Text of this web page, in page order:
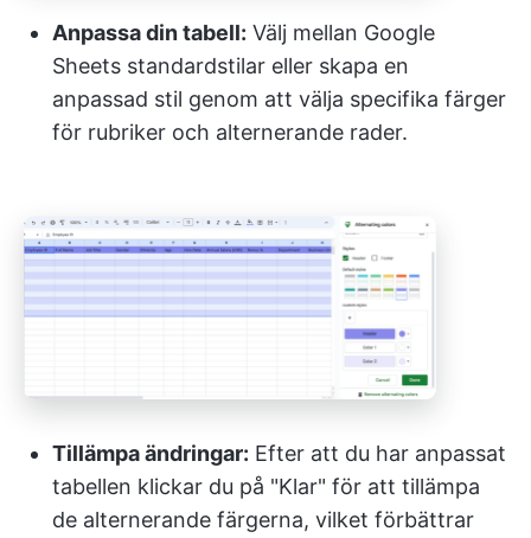
Anpassa din tabell: Välj mellan Google
Sheets standardstilar eller skapa en
anpassad stil genom att välja specifika färger
för rubriker och alternerande rader.
Tillämpa ändringar: Efter att du har anpassat
tabellen klickar du på "Klar" för att tillämpa
de alternerande färgerna, vilket förbättrar